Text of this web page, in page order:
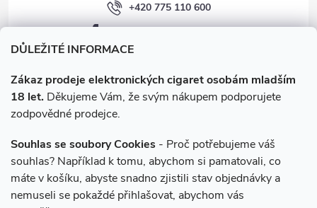
DŮLEŽITÉ INFORMACE
Zákaz prodeje elektronických cigaret osobám mladším
18 let. Děkujeme Vám, že svým nákupem podporujete
zodpovědné prodejce.
Souhlas se soubory Cookies - Proč potřebujeme váš
souhlas? Například k tomu, abychom si pamatovali, co
máte v košíku, abyste snadno zjistili stav objednávky a
nemuseli se pokaždé přihlašovat, abychom vás
p
i
s
u
+420 775 110 600
Instagram